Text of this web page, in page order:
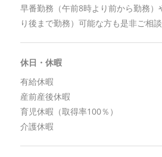
早番勤務（午前8時より前から勤務）
り後まで勤務）可能な方も是非ご相
休日・休暇
有給休暇
産前産後休暇
育児休暇（取得率100％）
介護休暇